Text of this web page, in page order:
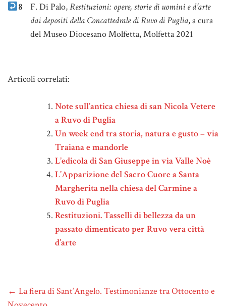
8
F. Di Palo,Restituzioni: opere, storie di uomini e d’arte
dai depositi della Concattedrale di Ruvo di Puglia, a cura
del Museo Diocesano Molfetta, Molfetta 2021
Articoli correlati:
Note sull’antica chiesa di san Nicola Vetere
a Ruvo di Puglia
Un week end tra storia, natura e gusto – via
Traiana e mandorle
L’edicola di San Giuseppe in via Valle Noè
L’Apparizione del Sacro Cuore a Santa
Margherita nella chiesa del Carmine a
Ruvo di Puglia
Restituzioni. Tasselli di bellezza da un
passato dimenticato per Ruvo vera città
d’arte
← La fiera di Sant’Angelo. Testimonianze tra Ottocento e